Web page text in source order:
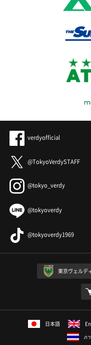
verdyofficial
@TokyoVerdySTAFF
@tokyo_verdy
@tokyoverdy
@tokyoverdy1969
東京ヴェルデ
日本語
ภ